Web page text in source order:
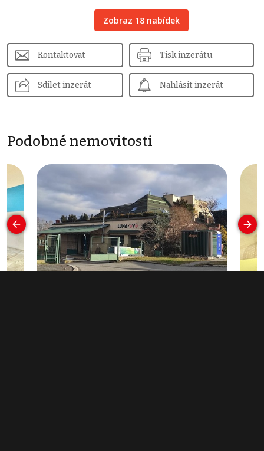
Zobraz 18 nabídek
Kontaktovat Tisk inzerátu
Sdílet inzerát Nahlásit inzerát
Podobné nemovitosti